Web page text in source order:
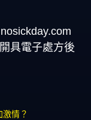
具電子處方後
情？